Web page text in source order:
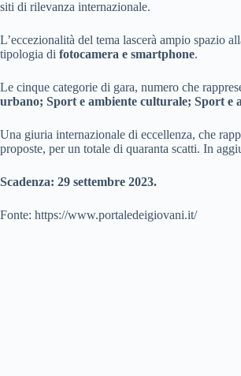
siti di rilevanza internazionale.
L’eccezionalità del tema lascerà ampio spazio
tipologia di fotocamera e smartphone.
Le cinque categorie di gara, numero che
urbano; Sport e ambiente culturale; Sport e
Una giuria internazionale di eccellenza, che
proposte, per un totale di quaranta scatti. In
Scadenza: 29 settembre 2023.
Fonte: https://www.portaledeigiovani.it/